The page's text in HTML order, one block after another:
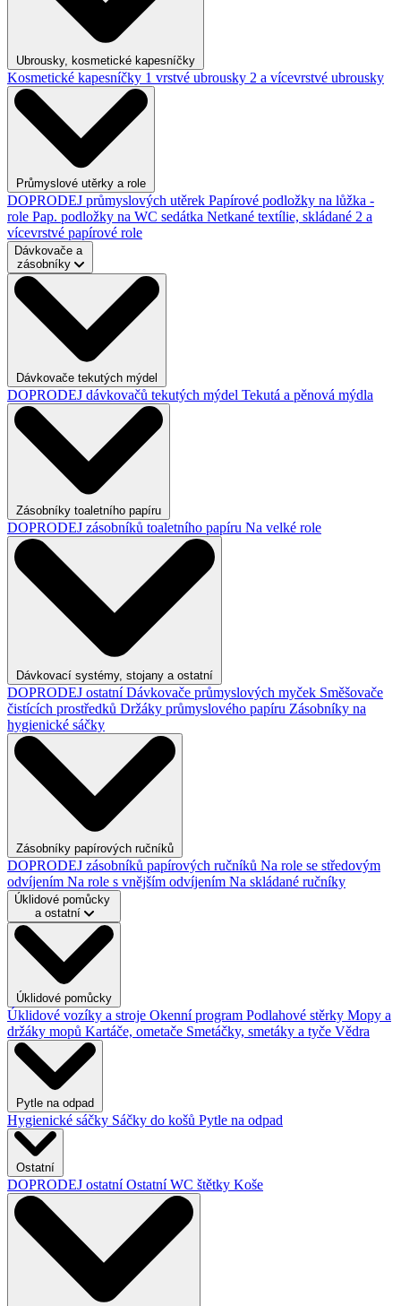
Ubrousky, kosmetické kapesníčky
Kosmetické kapesníčky 1 vrstvé ubrousky 2 a vícevrstvé ubrousky
Průmyslové utěrky a role
DOPRODEJ průmyslových utěrek Papírové podložky na lůžka -
role Pap. podložky na WC sedátka Netkané textílie, skládané 2 a
vícevrstvé papírové role
Dávkovače a
zásobníky
Dávkovače tekutých mýdel
DOPRODEJ dávkovačů tekutých mýdel Tekutá a pěnová mýdla
Zásobníky toaletního papíru
DOPRODEJ zásobníků toaletního papíru Na velké role
Dávkovací systémy, stojany a ostatní
DOPRODEJ ostatníDávkovače průmyslových myček Směšovače
čistících prostředků Držáky průmyslového papíru Zásobníky na
hygienické sáčky
Zásobníky papírových ručníků
DOPRODEJ zásobníků papírových ručníků Na role se středovým
odvíjením Na role s vnějším odvíjením Na skládané ručníky
Úklidové pomůcky
a ostatní
Úklidové pomůcky
Úklidové vozíky a stroje Okenní program Podlahové stěrky Mopy a
držáky mopů Kartáče, ometače Smetáčky, smetáky a tyče Vědra
Pytle na odpad
Hygienické sáčky Sáčky do košů Pytle na odpad
Ostatní
DOPRODEJ ostatníOstatníWC štětky Koše